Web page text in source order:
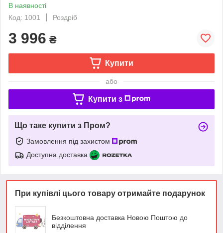
В наявності
Код: 1001
Роздріб
3 996 ₴
Купити
або
Купити з
Що таке купити з Пром?
Замовлення під захистом
Доступна доставка
При купівлі цього товару отримайте подарунок
Безкоштовна доставка Новою Поштою до
відділення